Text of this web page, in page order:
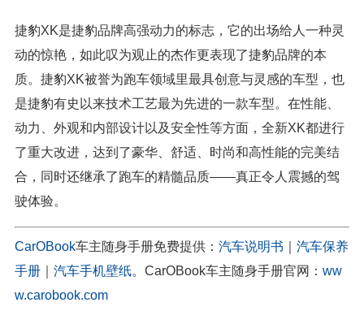
捷豹XK是捷豹品牌高强动力的标志，它的出场给人一种灵
动的惊艳，如此叹为观止的杰作更表现了捷豹品牌的本
质。捷豹XK被誉为跑车领域里最具创意与灵感的车型，也
是捷豹有史以来技术工艺最为先进的一款车型。在性能、
动力、外观和内部设计以及安全性等方面，全新XK都进行
了重大改进，达到了豪华、舒适、时尚和高性能的完美结
合，同时还继承了跑车的精髓品质——真正令人震撼的驾
驶体验。
CarOBook车主随身手册免费提供： 汽车说明书
汽车保养
手册
汽车手机壁纸。CarOBook车主随身手册官网： ww
w.carobook.com